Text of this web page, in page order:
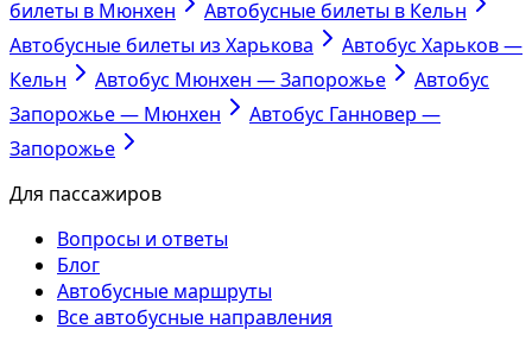
билеты в Мюнхен
Автобусные билеты в Кельн
Автобусные билеты из Харькова
Автобус Харьков —
Кельн
Автобус Мюнхен — Запорожье
Автобус
Запорожье — Мюнхен
Автобус Ганновер —
Запорожье
Для пассажиров
Вопросы и ответы
Блог
Автобусные маршруты
Все автобусные направления